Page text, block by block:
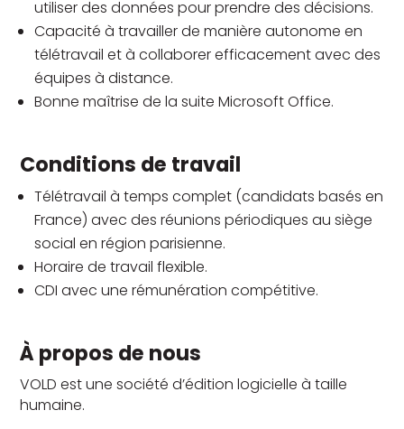
utiliser des données pour prendre des décisions.
Capacité à travailler de manière autonome en
télétravail et à collaborer efficacement avec des
équipes à distance.
Bonne maîtrise de la suite Microsoft Office.
Conditions de travail
Télétravail à temps complet (candidats basés en
France) avec des réunions périodiques au siège
social en région parisienne.
Horaire de travail flexible.
CDI avec une rémunération compétitive.
À propos de nous
VOLD est une société d’édition logicielle à taille
humaine.